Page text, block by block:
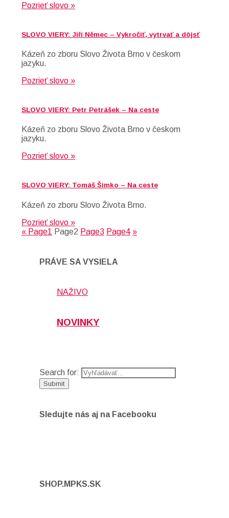
Pozrieť slovo »
SLOVO VIERY: Jiří Němec – Vykročiť, vytrvať a dôjsť
Kázeň zo zboru Slovo Života Brno v českom
jazyku.
Pozrieť slovo »
SLOVO VIERY: Petr Petrášek – Na ceste
Kázeň zo zboru Slovo Života Brno v českom
jazyku.
Pozrieť slovo »
SLOVO VIERY: Tomáš Šimko – Na ceste
Kázeň zo zboru Slovo Života Brno.
Pozrieť slovo »
« Page1 Page2 Page3 Page4 »
PRÁVE SA VYSIELA
NAŽIVO
NOVINKY
Search for:
Sledujte nás aj na Facebooku
SHOP.MPKS.SK